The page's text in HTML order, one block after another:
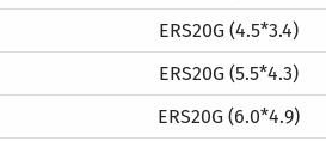
ERS20G (4.5*3.4)
ERS20G (5.5*4.3)
ERS20G (6.0*4.9)